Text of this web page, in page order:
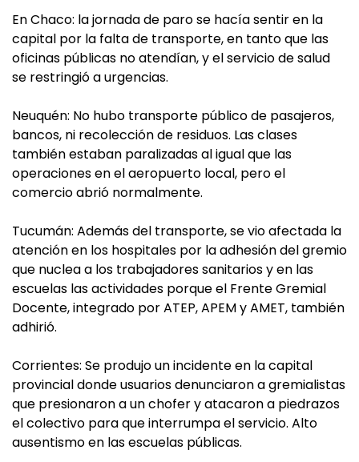
En Chaco: la jornada de paro se hacía sentir en la
capital por la falta de transporte, en tanto que las
oficinas públicas no atendían, y el servicio de salud
se restringió a urgencias.
Neuquén: No hubo transporte público de pasajeros,
bancos, ni recolección de residuos. Las clases
también estaban paralizadas al igual que las
operaciones en el aeropuerto local, pero el
comercio abrió normalmente.
Tucumán: Además del transporte, se vio afectada la
atención en los hospitales por la adhesión del gremio
que nuclea a los trabajadores sanitarios y en las
escuelas las actividades porque el Frente Gremial
Docente, integrado por ATEP, APEM y AMET, también
adhirió.
Corrientes: Se produjo un incidente en la capital
provincial donde usuarios denunciaron a gremialistas
que presionaron a un chofer y atacaron a piedrazos
el colectivo para que interrumpa el servicio. Alto
ausentismo en las escuelas públicas.